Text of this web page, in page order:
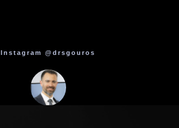
Instagram @drsgouros